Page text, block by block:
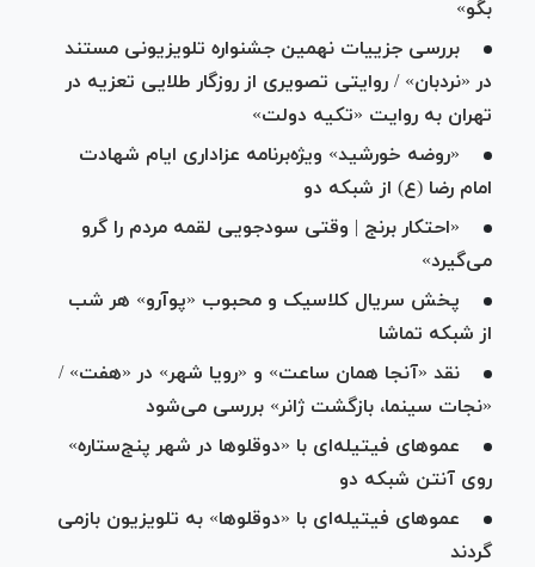
بگو»
بررسی جزییات نهمین جشنواره تلویزیونی مستند
در «نردبان» / روایتی تصویری از روزگار طلایی تعزیه در
تهران به روایت «تکیه دولت»
«روضه خورشید» ویژه‌برنامه عزاداری ایام شهادت
امام رضا (ع) از شبکه دو
«احتکار برنج | وقتی سودجویی لقمه مردم را گرو
می‌گیرد»
پخش سریال کلاسیک و محبوب «پوآرو» هر شب
از شبکه تماشا
نقد «آنجا همان ساعت» و «رویا شهر» در «هفت» /
«نجات سینما، بازگشت ژانر» بررسی می‌شود
عمو‌های فیتیله‌ای با «دوقلو‌ها در شهر پنج‌ستاره»
روی آنتن شبکه دو
عموهای فیتیله‌ای با «دوقلوها» به تلویزیون بازمی
گردند